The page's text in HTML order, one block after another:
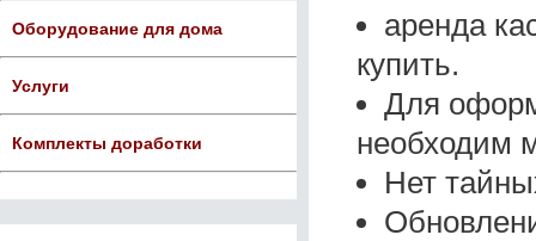
Оборудование для дома
Услуги
Комплекты доработки
аренда
купить.
Для
необходим
Нет